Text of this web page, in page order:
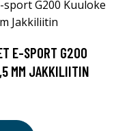
E-SPORT G200
MM JAKKILIITIN